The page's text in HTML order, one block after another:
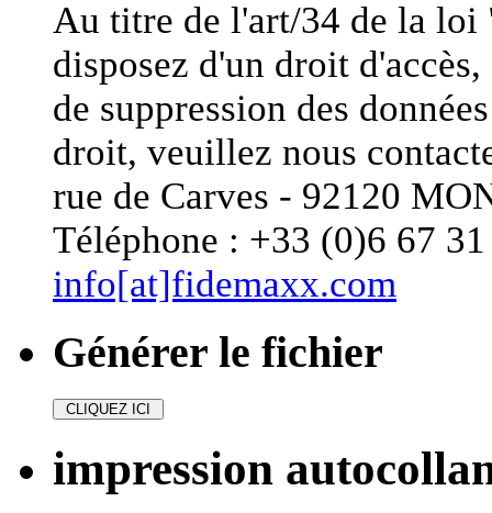
Au titre de l'art/34 de la
disposez d'un droit
de suppression des
droit, veuillez nous
rue de Carves - 92120
Téléphone : +33 (0)6 67
info[at]fidemaxx.com
Générer le fichier
impression